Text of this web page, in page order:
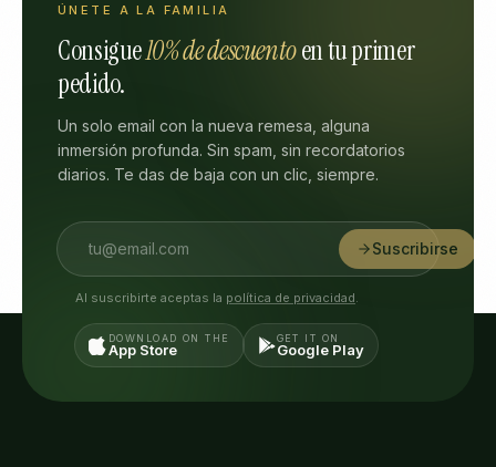
ÚNETE A LA FAMILIA
Consigue10% de descuentoen tu primer
pedido.
Un solo email con la nueva remesa, alguna
inmersión profunda. Sin spam, sin recordatorios
diarios. Te das de baja con un clic, siempre.
Suscribirse
Al suscribirte aceptas la política de privacidad.
DOWNLOAD ON THE
App Store
GET IT ON
Google Play